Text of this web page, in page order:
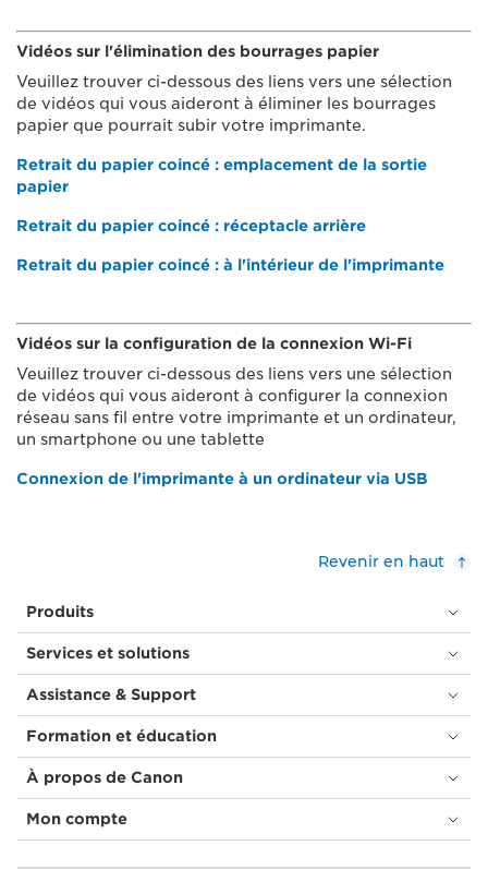
Vidéos sur l'élimination des bourrages papier
Veuillez trouver ci-dessous des liens vers une sélection
de vidéos qui vous aideront à éliminer les bourrages
papier que pourrait subir votre imprimante.
Retrait du papier coincé : emplacement de la sortie
papier
Retrait du papier coincé : réceptacle arrière
Retrait du papier coincé : à l'intérieur de l'imprimante
Vidéos sur la configuration de la connexion Wi-Fi
Veuillez trouver ci-dessous des liens vers une sélection
de vidéos qui vous aideront à configurer la connexion
réseau sans fil entre votre imprimante et un ordinateur,
un smartphone ou une tablette
Connexion de l'imprimante à un ordinateur via USB
Revenir en haut
Produits
Services et solutions
Assistance & Support
Formation et éducation
À propos de Canon
Mon compte